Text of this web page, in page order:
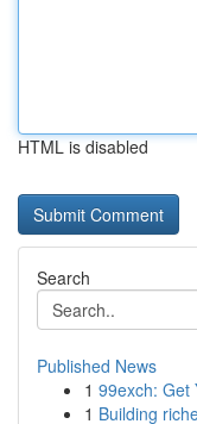
HTML is disabled
Search
Published News
1 99exch: Get
1 Building